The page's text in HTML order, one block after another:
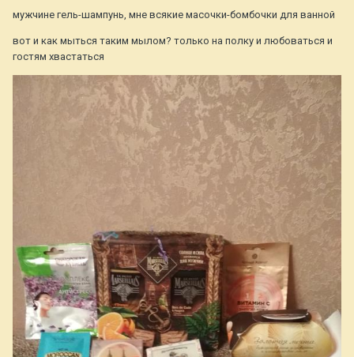
мужчине гель-шампунь, мне всякие масочки-бомбочки для ванной
вот и как мыться таким мылом? только на полку и любоваться и
гостям хвастаться